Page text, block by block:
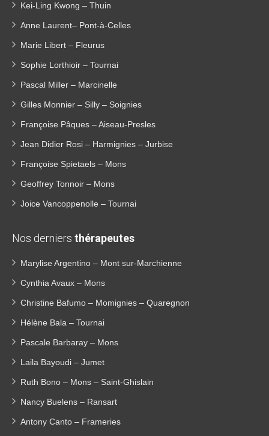
Kei-Ling Kwong – Thuin
Anne Laurent– Pont-à-Celles
Marie Libert – Fleurus
Sophie Lorthioir – Tournai
Pascal Miller – Marcinelle
Gilles Monnier – Silly – Soignies
Françoise Pâques – Aiseau-Presles
Jean Didier Rosi – Harmignies – Jurbise
Françoise Spietaels – Mons
Geoffrey Tonnoir – Mons
Joice Vancoppenolle – Tournai
Nos derniers thérapeutes
Marylise Argentino – Mont sur-Marchienne
Cynthia Avaux – Mons
Christine Bafumo – Momignies – Quaregnon
Hélène Bala – Tournai
Pascale Barbaray – Mons
Laila Bayoudi – Jumet
Ruth Bono – Mons – Saint-Ghislain
Nancy Buelens – Ransart
Antony Canto – Frameries